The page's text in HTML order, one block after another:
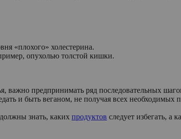
«плохого» холестерина.
опухолью толстой кишки.
важно предпринимать ряд последовательных
и быть веганом, не получая всех необходимых
знать, каких продуктов следует избегать, а